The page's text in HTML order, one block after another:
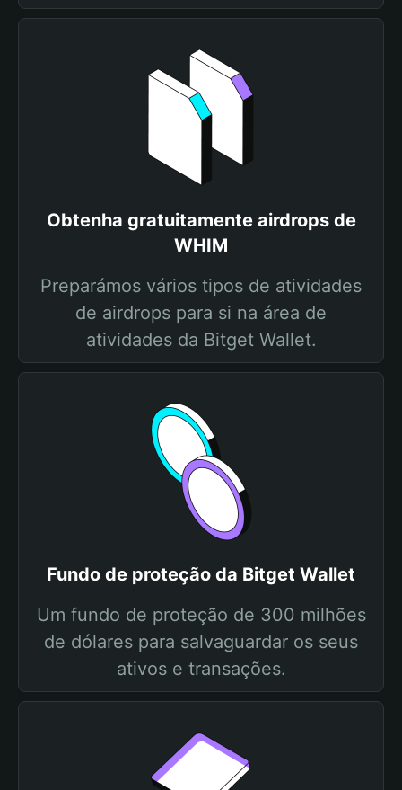
Obtenha gratuitamente airdrops de
WHIM
Preparámos vários tipos de atividades
de airdrops para si na área de
atividades da Bitget Wallet.
Fundo de proteção da Bitget Wallet
Um fundo de proteção de 300 milhões
de dólares para salvaguardar os seus
ativos e transações.